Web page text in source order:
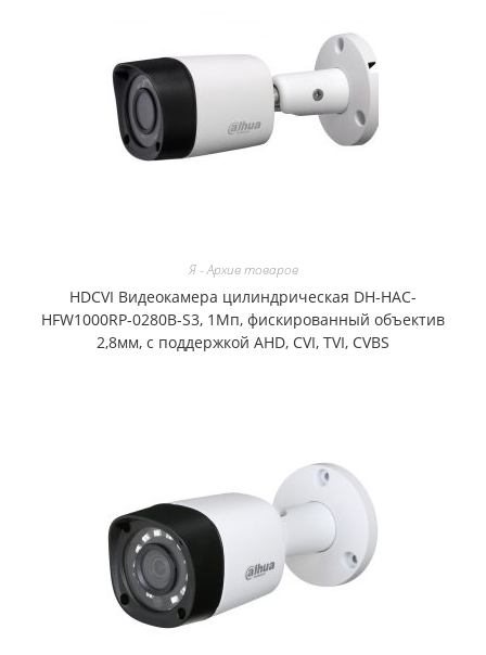
Я - Архив товаров
HDCVI Видеокамера цилиндрическая DH-HAC-
HFW1000RP-0280B-S3, 1Мп, фискированный объектив
2,8мм, с поддержкой AHD, CVI, TVI, CVBS